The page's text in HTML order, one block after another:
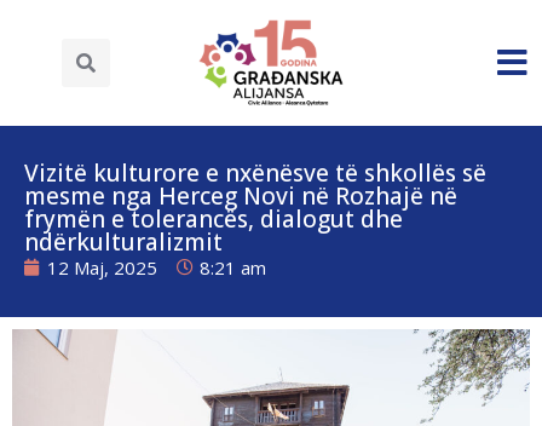
Vizitë kulturore e nxënësve të shkollës së
mesme nga Herceg Novi në Rozhajë në
frymën e tolerancës, dialogut dhe
ndërkulturalizmit
12 Maj, 2025 8:21 am